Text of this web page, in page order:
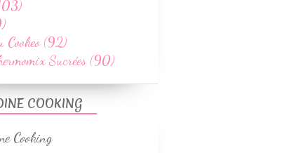
COOKING
Cookeo (92)
Sucrées (90)